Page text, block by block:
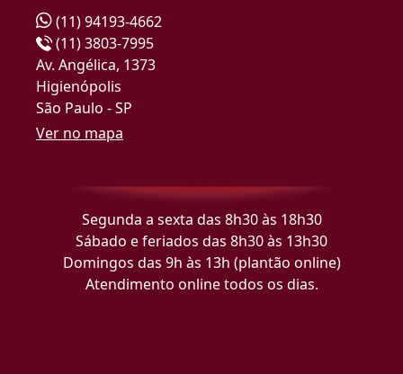
(11) 94193-4662
(11) 3803-7995
Av. Angélica, 1373
Higienópolis
São Paulo - SP
Ver no mapa
Segunda a sexta das 8h30 às 18h30
Sábado e feriados das 8h30 às 13h30
Domingos das 9h às 13h (plantão online)
Atendimento online todos os dias.